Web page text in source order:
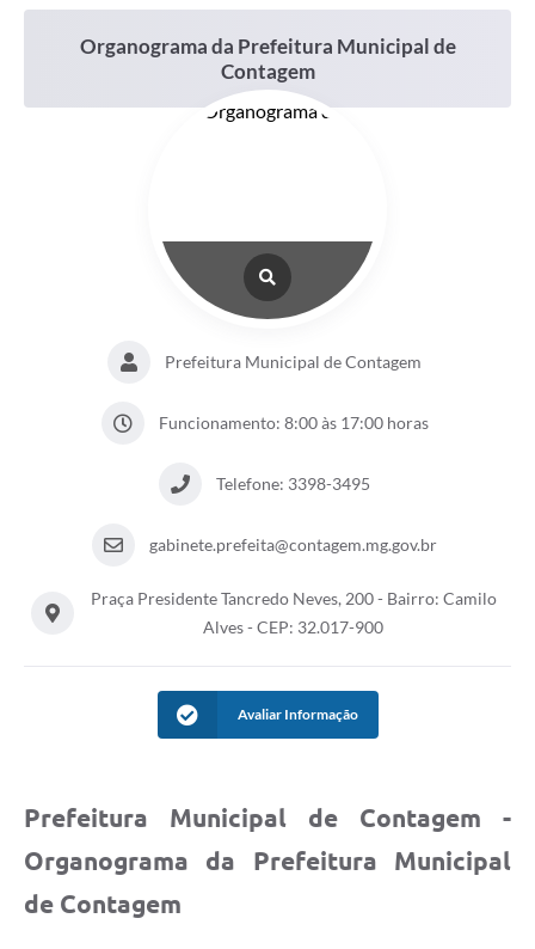
Organograma da Prefeitura Municipal de
Contagem
Prefeitura Municipal de Contagem
Funcionamento: 8:00 às 17:00 horas
Telefone: 3398-3495
gabinete.prefeita@contagem.mg.gov.br
Praça Presidente Tancredo Neves, 200 - Bairro: Camilo
Alves - CEP: 32.017-900
Avaliar Informação
Prefeitura Municipal de Contagem -
Organograma da Prefeitura Municipal
de Contagem